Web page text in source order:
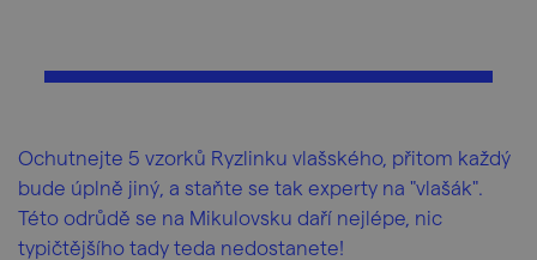
Ochutnejte 5 vzorků Ryzlinku vlašského, přitom každý
bude úplně jiný, a staňte se tak experty na "vlašák".
Této odrůdě se na Mikulovsku daří nejlépe, nic
typičtějšího tady teda nedostanete!